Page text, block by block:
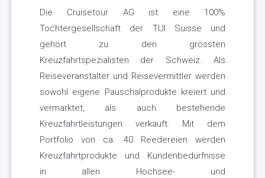
Die Cruisetour AG ist eine 100%
Tochtergesellschaft der TUI Suisse und
gehört zu den grössten
Kreuzfahrtspezialisten der Schweiz. Als
Reiseveranstalter und Reisevermittler werden
sowohl eigene Pauschalprodukte kreiert und
vermarktet, als auch bestehende
Kreuzfahrtleistungen verkauft. Mit dem
Portfolio von ca. 40 Reedereien werden
Kreuzfahrtprodukte und Kundenbedürfnisse
in allen Hochsee- und